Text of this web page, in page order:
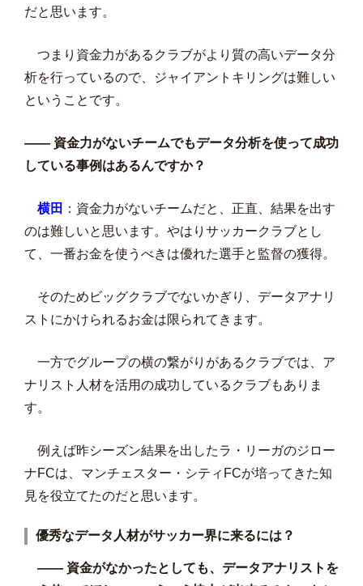
だと思います。
つまり資金力があるクラブがより質の高いデータ分
析を行っているので、ジャイアントキリングは難しい
ということです。
—— 資金力がないチームでもデータ分析を使って成功
している事例はあるんですか？
横田 ：資金力がないチームだと、正直、結果を出す
のは難しいと思います。やはりサッカークラブとし
て、一番お金を使うべきは優れた選手と監督の獲得。
そのためビッグクラブでないかぎり、データアナリ
ストにかけられるお金は限られてきます。
一方でグループの横の繋がりがあるクラブでは、ア
ナリスト人材を活用の成功しているクラブもありま
す。
例えば昨シーズン結果を出したラ・リーガのジロー
ナFCは、マンチェスター・シティFCが培ってきた知
見を役立てたのだと思います。
優秀なデータ人材がサッカー界に来るには？
—— 資金がなかったとしても、データアナリストを